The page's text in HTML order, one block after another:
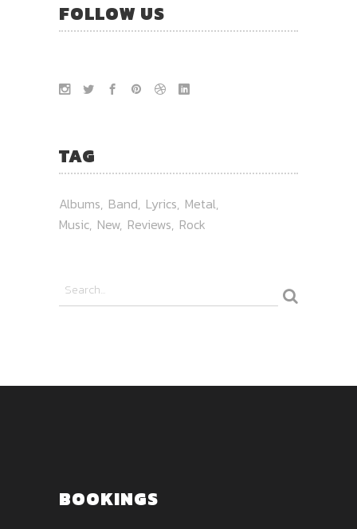
FOLLOW US
TAG
Albums Band Lyrics Metal
Music New Reviews Rock
BOOKINGS